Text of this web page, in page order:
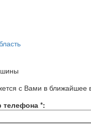
с Вами в ближайшее
телефона *: